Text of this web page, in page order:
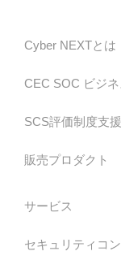
Cyber NEXTとは
CEC SOC ビジ
SCS評価制度支
販売プロダクト
サービス
セキュリティコ